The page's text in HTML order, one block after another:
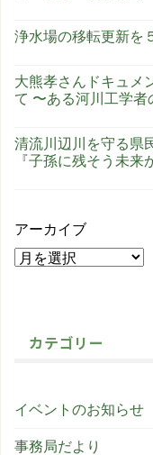
浄水場の移転更新
大熊孝さんドキュ
て 〜ある河川工学者
清流川辺川を守る県
『子孫に残そう未
アーカイブ
カテゴリー
イベントのお知らせ
事務局だより